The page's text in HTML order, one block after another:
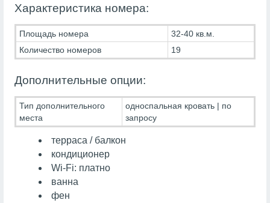
Характеристика номера:
Площадь номера
32-40 кв.м.
Количество номеров
19
Дополнительные опции:
Тип дополнительного
места
односпальная кровать | по
запросу
терраса / балкон
кондиционер
Wi-Fi: платно
ванна
фен